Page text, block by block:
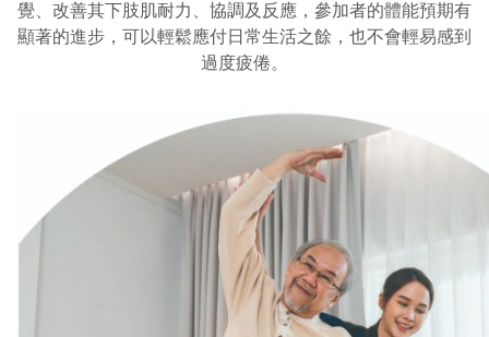
覺、改善其下肢肌耐力、協調及反應，參加者的體能預期有
顯著的進步，可以輕鬆應付日常生活之餘，也不會輕易感到
過度疲倦。